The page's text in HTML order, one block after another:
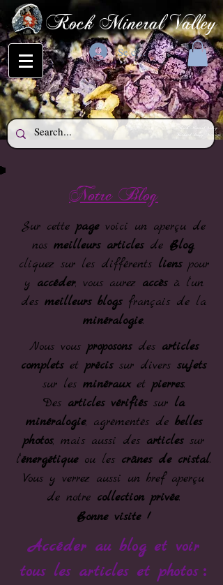
Rock Mineral Valley
Se connecter
Notre Blog
Sur cettepage voici un aperçu de
nos meilleurs articlesde Blog,
cliquez sur les différents liens pour
y accéder, vous aurez accès à l’un
des meilleurs blogs français de la
minéralogie.
Nous vousproposons des articles
complets etprécis sur divers sujets
sur les minéraux etpierres.
Des articles vérifiéssurla
minéralogie, agrémentés de belles
photos, mais aussi des articlessur
l’énergétique ou les crânes de cristal.
Vous y verrez aussi un bref aperçu
de notre collection privée.
Bonne visite !
Accéder au blog et voir
tous les articles et photos: